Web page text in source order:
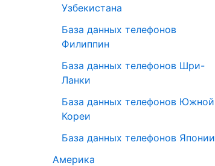
Узбекистана
База данных телефонов
Филиппин
База данных телефонов Шри-
Ланки
База данных телефонов Южной
Кореи
База данных телефонов Японии
Америка